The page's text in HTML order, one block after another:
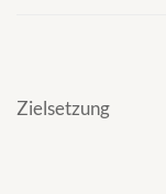
Zielsetzung